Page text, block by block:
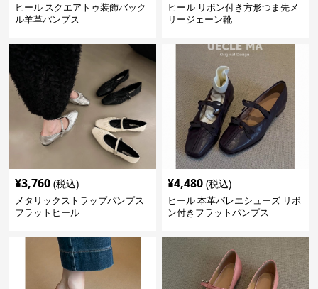
ヒール スクエアトゥ装飾バック
ル羊革パンプス
ヒール リボン付き方形つま先メ
リージェーン靴
¥3,760 (税込)
メタリックストラップパンプス
フラットヒール
¥4,480 (税込)
ヒール 本革バレエシューズ リボ
ン付きフラットパンプス